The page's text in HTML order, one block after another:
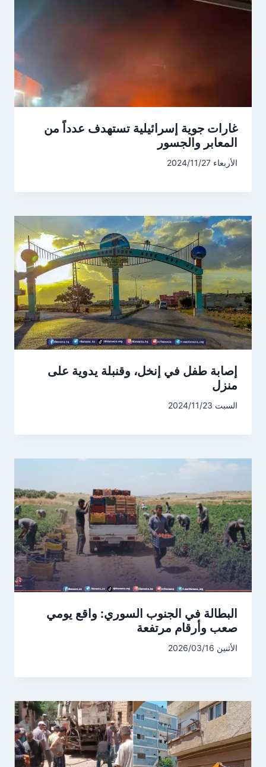
غارات جوية إسرائيلية تستهدف عدداً من
المعابر والجسور
الأربعاء 2024/11/27
إصابة طفل في إنخل، وقنبلة يدوية على
منزل
السبت 2024/11/23
البطالة في الجنوب السوري: واقع يومي
صعب وأرقام مرتفعة
الأثنين 2026/03/16